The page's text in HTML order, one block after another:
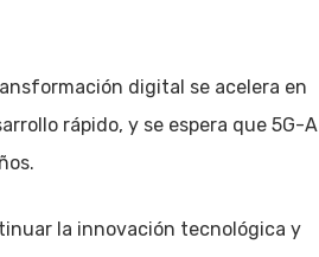
digital se acelera en
rápido, y se espera que 5G-A
la innovación tecnológica y